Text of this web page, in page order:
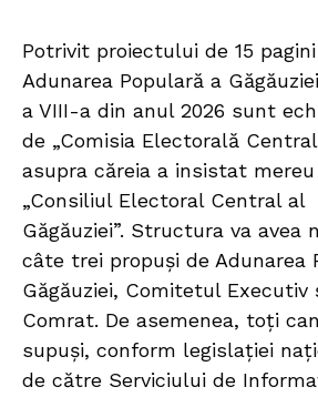
Potrivit proiectului de 15
Adunarea Populară a
a VIII-a din anul 2026 sunt
de „Comisia Electorală
asupra căreia a insistat
„Consiliul Electoral Central al
Găgăuziei”. Structura va avea
câte trei propuși de Adunarea
Găgăuziei, Comitetul Executiv
Comrat. De asemenea, toți
supuși, conform legislației
de către Serviciului de